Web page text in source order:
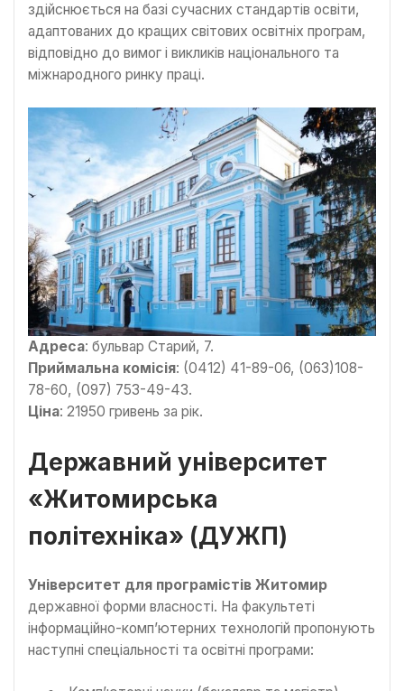
здійснюється на базі сучасних стандартів освіти,
адаптованих до кращих світових освітніх програм,
відповідно до вимог і викликів національного та
міжнародного ринку праці.
Адреса: бульвар Старий, 7.
Приймальна комісія: (0412) 41-89-06, (063)108-
78-60, (097) 753-49-43.
Ціна: 21950 гривень за рік.
Державний університет
«Житомирська
політехніка» (ДУЖП)
Університет для програмістів Житомир
державної форми власності. На факультеті
інформаційно-комп’ютерних технологій пропонують
наступні спеціальності та освітні програми: